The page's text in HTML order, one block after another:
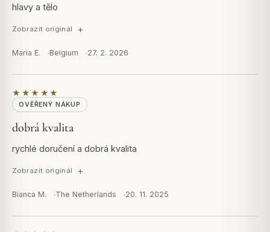
hlavy a tělo
Zobrazit originál
Maria E. Belgium 27. 2. 2026
★★★★★
OVĚŘENÝ NÁKUP
dobrá kvalita
rychlé doručení a dobrá kvalita
Zobrazit originál
Bianca M. The Netherlands 20. 11. 2025